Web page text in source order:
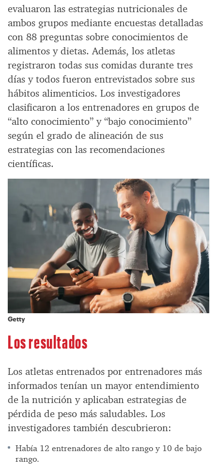
evaluaron las estrategias nutricionales de
ambos grupos mediante encuestas detalladas
con 88 preguntas sobre conocimientos de
alimentos y dietas. Además, los atletas
registraron todas sus comidas durante tres
días y todos fueron entrevistados sobre sus
hábitos alimenticios. Los investigadores
clasificaron a los entrenadores en grupos de
“alto conocimiento” y “bajo conocimiento”
según el grado de alineación de sus
estrategias con las recomendaciones
científicas.
Getty
Los resultados
Los atletas entrenados por entrenadores más
informados tenían un mayor entendimiento
de la nutrición y aplicaban estrategias de
pérdida de peso más saludables. Los
investigadores también descubrieron:
Había 12 entrenadores de alto rango y 10 de bajo
rango.